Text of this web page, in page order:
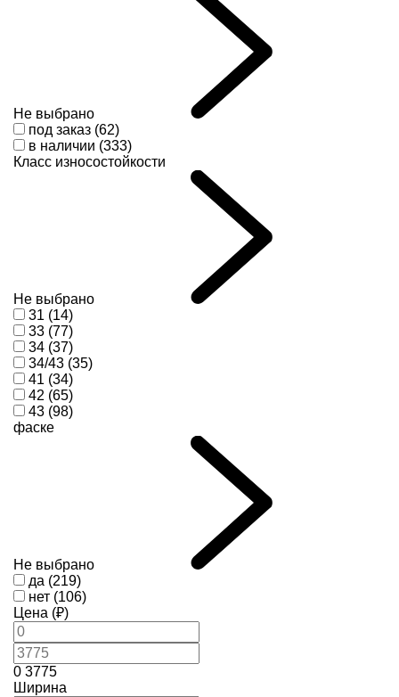
Не выбрано
под заказ (62)
в наличии (333)
Класс износостойкости
Не выбрано
31 (14)
33 (77)
34 (37)
34/43 (35)
41 (34)
42 (65)
43 (98)
фаске
Не выбрано
да (219)
нет (106)
Цена (₽)
0 3775
Ширина